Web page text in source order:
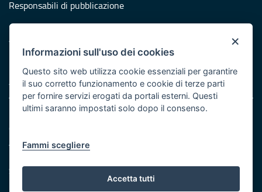
Responsabili di pubblicazione
Protezione civile
Vai al sito di Protezione Civile Puglia
Iniziativa finanziata con risorse del POR Puglia 2014/2020 -
Asse XI
Note legali
Cookie e privacy
Atti di notifica
Servizi Intranet
×
Informazioni sull'uso dei cookies
Questo sito web utilizza cookie essenziali per garantire
il suo corretto funzionamento e cookie di terze parti
per fornire servizi erogati da portali esterni. Questi
ultimi saranno impostati solo dopo il consenso.
Fammi scegliere
Accetta tutti